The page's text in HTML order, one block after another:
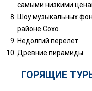
самыми низкими
Шоу музыкальных
районе Сохо.
Недолгий перелет.
Древние пирамиды.
ГОРЯЩИЕ